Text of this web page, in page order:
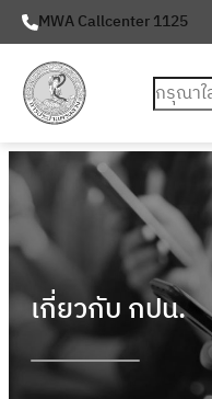
MWA Callcenter 1125
ค้นหา
เกี่ยวกับ กปน.